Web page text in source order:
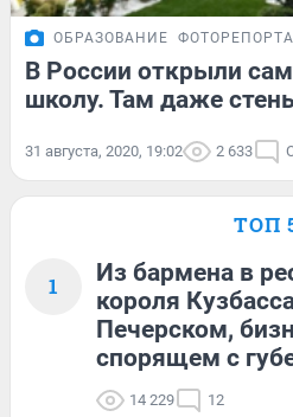
ОБРАЗОВАНИЕ
В России открыли
школу. Там даже
31 августа, 2020, 19:02 2 633
ТОП
1
Из бармена в
короля
Печерском,
спорящем с
14 229 12